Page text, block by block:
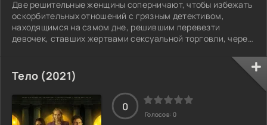
Две решительные женщины соперничают, чтобы избежать
оскорбительных отношений с грязным детективом,
находящимся на самом дне, решившим перевезти
девочек, ставших жертвами сексуальной торговли, через
Тело (2021)
0
Голосов: 0